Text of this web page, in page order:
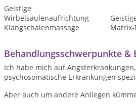
Geistige
Wirbelsäulenaufrichtung
Klangschalenmassage
Behandlungsschwerpunkte &
Ich habe mich auf
psychosomatische Erkrankungen
Aber auch um andere Anliegen